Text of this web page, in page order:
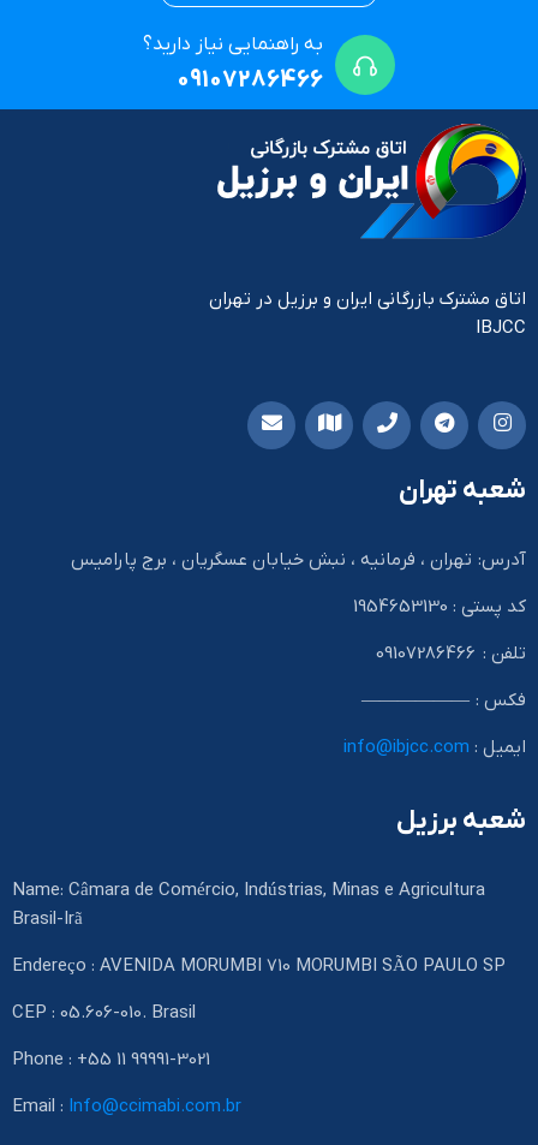
به راهنمایی نیاز دارید؟
09107286466
اتاق مشترک بازرگانی ایران و برزیل در تهران
IBJCC
شعبه تهران
آدرس: تهران ، فرمانیه ، نبش خیابان عسگریان ، برج پارامیس
کد پستی : 1954653130
تلفن : 09107286466
فکس : ——————
ایمیل : info@ibjcc.com
شعبه برزیل
Name: Câmara de Comércio, Indústrias, Minas e Agricultura
Brasil-Irã
Endereço : AVENIDA MORUMBI 710 MORUMBI SÃO PAULO SP
CEP : 05.606-010. Brasil
Phone : +55 11 99991-3021
Email : Info@ccimabi.com.br